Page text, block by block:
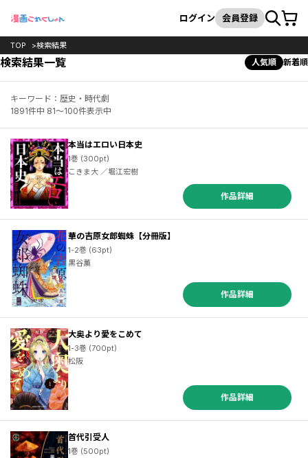
検索
ログイン 会員登録カート
TOP 検索結果
検索結果一覧 人気順 新着順
キーワード：歴史・時代劇
1891件中 81～100件表示中
本当はエロい日本史
1巻 (300pt)
こきま大 ／堀江宏樹
作品詳細
華の吉原女郎蜘蛛【分冊版】
1-2巻 (63pt)
黒谷薫
作品詳細
大奥より愛をこめて
1-3巻 (700pt)
松阪
作品詳細
首代引受人
1巻 (500pt)